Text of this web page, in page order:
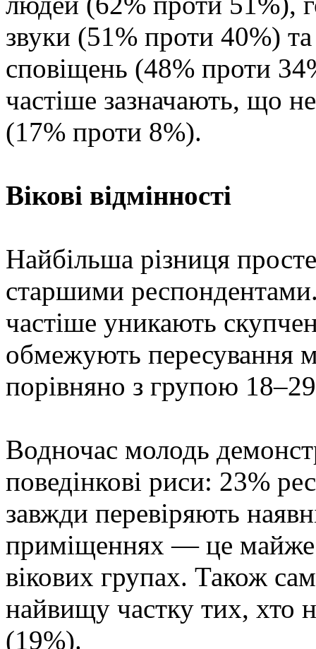
звуки (51% проти 40%)
сповіщень (48% проти
частіше зазначають, що
(17% проти 8%).
Вікові відмінності
Найбільша різниця
старшими
частіше уникають
обмежують пересування
порівняно з групою
Водночас молодь
поведінкові риси: 23%
завжди перевіряють
приміщеннях — це майже
вікових групах. Також
найвищу частку тих, хто
(19%).